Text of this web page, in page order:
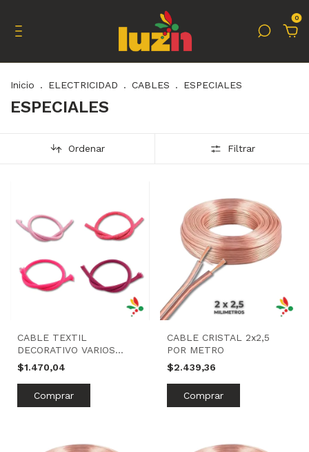
0
Inicio . ELECTRICIDAD . CABLES . ESPECIALES
ESPECIALES
Ordenar Filtrar
CABLE TEXTIL
DECORATIVO VARIOS
COLORES
$1.470,04
CABLE CRISTAL 2x2,5
POR METRO
$2.439,36